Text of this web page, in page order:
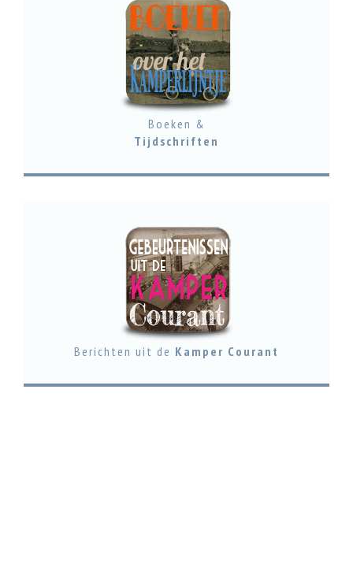
Boeken &
Tijdschriften
Berichten uit de Kamper Courant